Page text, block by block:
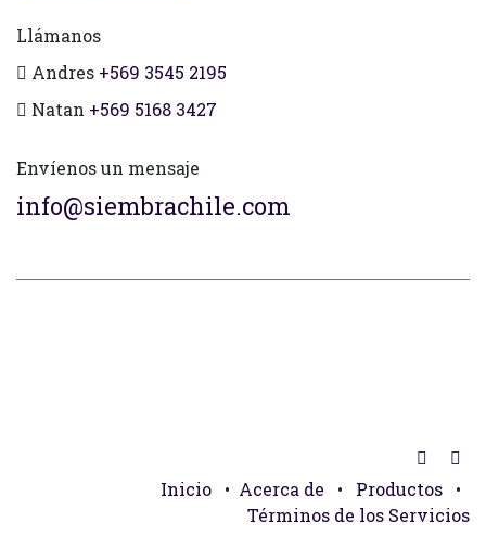
Llámanos
Andres +569 3545 2195
Natan +569 5168 3427
Envíenos un mensaje
info@siembrachile.com
Inicio • Acerca de • Productos
•
Términos de los Servicios